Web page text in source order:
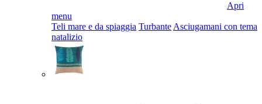
Apri
menu
Teli mare e da spiaggia Turbante Asciugamani con tema
natalizio